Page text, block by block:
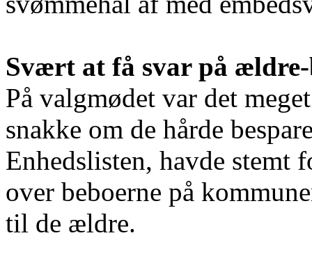
Svært at få svar på ældre-
På valgmødet var det
snakke om de hårde
Enhedslisten, havde stemt
over beboerne på
til de ældre.